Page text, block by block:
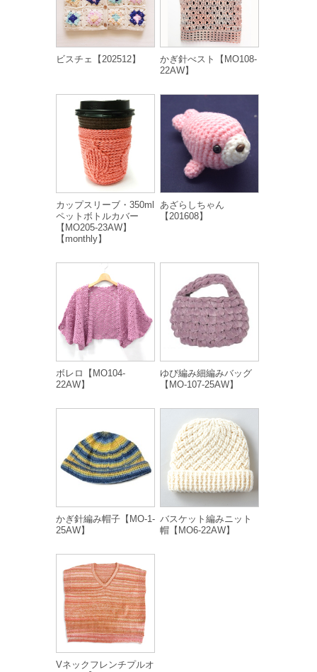
ビスチェ【202512】
かぎ針べスト【MO108-
22AW】
カップスリーブ・350ml
ペットボトルカバー
【MO205-23AW】
【monthly】
あざらしちゃん
【201608】
ボレロ【MO104-
22AW】
ゆび編み細編みバッグ
【MO-107-25AW】
かぎ針編み帽子【MO-1-
25AW】
バスケット編みニット
帽【MO6-22AW】
Vネックフレンチプルオ